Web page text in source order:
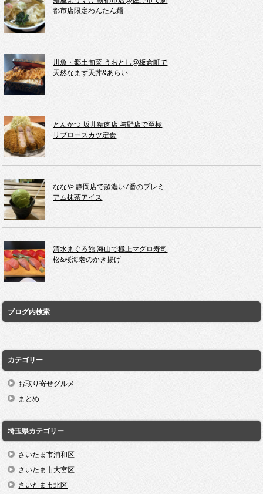
都市店限定わんたん麺
川魚・郷土旬菜 うおとし@板倉町で
天然なまず天丼&あらい
とんかつ 坂井精肉店 与野店で至極
リブロースカツ定食
ななや 静岡店で超濃い7番のプレミ
アム抹茶アイス
清水まぐろ館 海山で極上マグロ寿司
松&桜海老のかき揚げ
ブログ内検索
カテゴリー
お取り寄せグルメ
まとめ
埼玉県カテゴリー
さいたま市浦和区
さいたま市大宮区
さいたま市北区